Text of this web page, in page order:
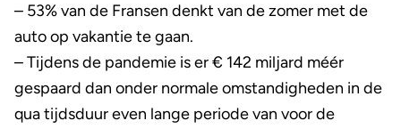
– 53% van de Fransen denkt van de zomer met de
auto op vakantie te gaan.
– Tijdens de pandemie is er € 142 miljard méér
gespaard dan onder normale omstandigheden in de
qua tijdsduur even lange periode van voor de